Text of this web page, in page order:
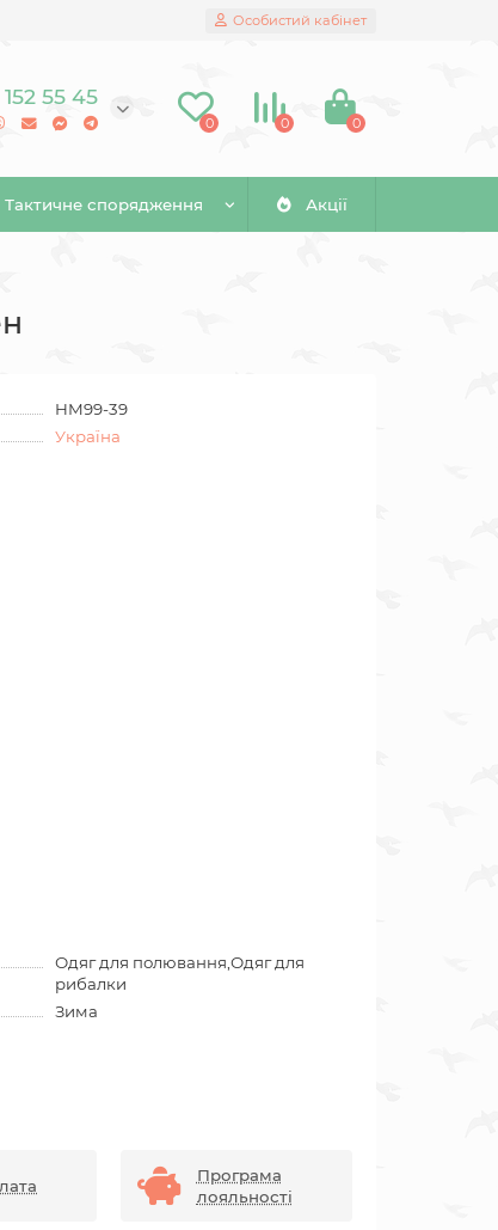
Особистий кабінет
55 45
0 0 0
Тактичне спорядження Акції
HM99-39
Україна
Одяг для полювання,Одяг для
рибалки
Зима
Програма
лояльності